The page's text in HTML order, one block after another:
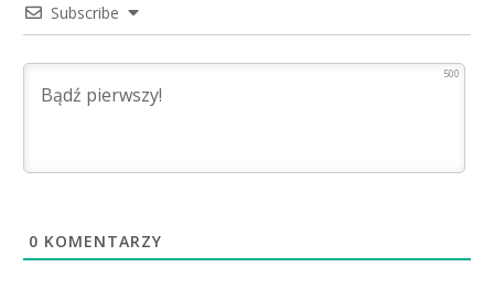
Subscribe
500
0 KOMENTARZY